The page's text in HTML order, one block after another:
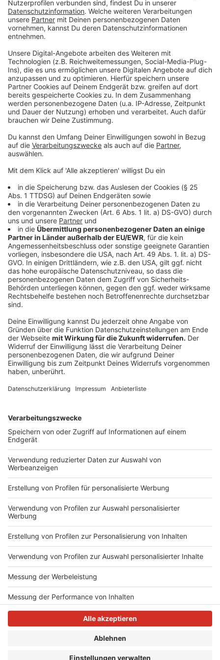
Risikogebieten?
Anzeige
Nein. Alle Urlaubsrückkehrer können sich kostenlos
testen lassen. Zusätzlich gilt in NRW aber für
Einreisende aus Risikoländern ab dem 10.08. eine
Testpflicht. Zu Risikogebieten zählen etwa die USA,
Luxemburg und Teile Spaniens. Eine vollständige Liste
gibt es auf der Seite des Robert Koch Instituts.
Anzeige
Muss ich in Quarantäne nach dem Urlaub?
Anzeige
Nur, wenn ich aus einem Risikoland einreise. Dann muss
ich, bis das Testergebnis vorliegt, in Quarantäne. Das
kann bis zu drei Tage dauern. Achtung: Arbeitgeber
sind in dieser Zeit nicht verpflichtet weiter Gehalt zu
zahlen.
Anzeige
Kann ich mich krankschreiben lassen für die
Quarantäne?
Anzeige
Rückkehrer aus Risikoländern zum Problem werden.
warten, kann man in der Zeit nicht zur Arbeit.
Krankschreiben lassen kann man sich aber auch nicht.
Entweder plant man ein paar Tage mehr für seinen
Urlaub oder muss dann in unbezahlten Urlaub.
Verbieten kann mit der Arbeitgeber eine Reise in ein
Risikogebiet allerdings nicht, dafür kann er aber auf
den Corona-Test bestehen.
Anzeige
Anzeige